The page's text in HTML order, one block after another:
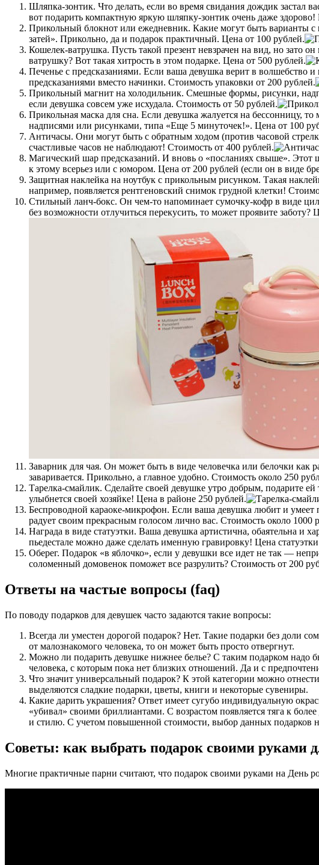
Шляпка-зонтик. Что делать, если во время свидания дождик застал
вот подарить компактную яркую шляпку-зонтик очень даже здорово!
Прикольный блокнот или ежедневник. Какие могут быть варианты
затей». Прикольно, да и подарок практичный. Цена от 100 рублей.
Кошелек-ватрушка. Пусть такой презент невзрачен на вид, но зато
ватрушку? Вот такая хитрость в этом подарке. Цена от 500 рублей.
Печенье с предсказаниями. Если ваша девушка верит в волшебство и
предсказаниями вместо начинки. Стоимость упаковки от 200 рублей.
Прикольный магнит на холодильник. Смешные формы, рисунки,
если девушка совсем уже исхудала. Стоимость от 50 рублей.
Прикольная маска для сна. Если девушка жалуется на бессонницу,
надписями или рисунками, типа «Еще 5 минуточек!». Цена от 100
Античасы. Они могут быть с обратным ходом (против часовой
счастливые часов не наблюдают! Стоимость от 400 рублей.
Магический шар предсказаний. И вновь о «посланиях свыше». Этот
к этому всерьез или с юмором. Цена от 200 рублей (если он в виде
Защитная наклейка на ноутбук с прикольным рисунком. Такая
например, появляется рентгеновский снимок грудной клетки!
Стильный ланч-бокс. Он чем-то напоминает сумочку-кофр в виде
без возможности отлучиться перекусить, то может проявите заботу?
Заварник для чая. Он может быть в виде человечка или белочки как
заваривается. Прикольно, а главное удобно. Стоимость около 250
Тарелка-смайлик. Сделайте своей девушке утро добрым, подарите ей
улыбнется своей хозяйке! Цена в районе 250 рублей.
Беспроводной караоке-микрофон. Если ваша девушка любит и умеет
радует своим прекрасным голосом лично вас. Стоимость около 1000
Награда в виде статуэтки. Ваша девушка артистична, обаятельна и
пьедестале можно даже сделать именную гравировку! Цена
Оберег. Подарок «в яблочко», если у девушки все идет не так —
соломенный домовенок поможет все разрулить? Стоимость от 200
Ответы на частые вопросы (faq)
По поводу подарков для девушек часто задаются такие вопросы:
Всегда ли уместен дорогой подарок? Нет. Такие подарки без доли
от малознакомого человека, то он может быть просто отвергнут.
Можно ли подарить девушке нижнее белье? С таким подарком надо
человека, с которым пока нет близких отношений. Да и с
Что значит универсальный подарок? К этой категории можно
выделяются сладкие подарки, цветы, книги и некоторые сувениры.
Какие дарить украшения? Ответ имеет сугубо индивидуальную
«убивал» своими бриллиантами. С возрастом появляется тяга к
и стилю. С учетом повышенной стоимости, выбор данных подарков
Советы: как выбрать подарок своими руками
Многие практичные парни считают, что подарок своими руками на День